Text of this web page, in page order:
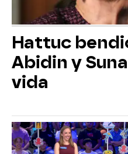
Hattuc
Abidin y
vida